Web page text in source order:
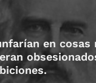
en cosas